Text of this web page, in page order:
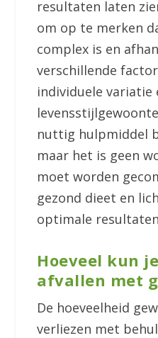
resultaten laten
om op te merken
complex is en
verschillende
individuele variatie
nuttig hulpmiddel
maar het is geen
moet worden
gezond dieet en
optimale
Hoeveel kun
afvallen met
De hoeveelheid
verliezen met